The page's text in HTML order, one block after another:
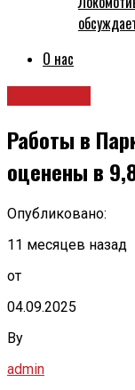
О нас
Работы в
оценены в
Опубликовано:
11 месяцев назад
от
04.09.2025
By
admin